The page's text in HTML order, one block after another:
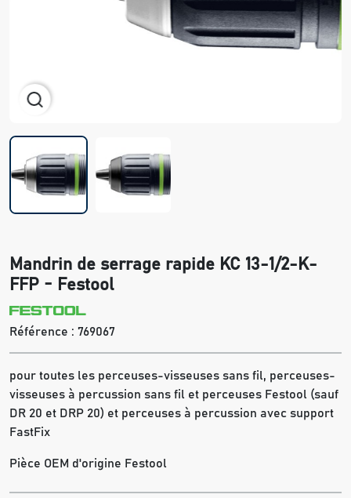
Mandrin de serrage rapide KC 13-1/2-K-
FFP - Festool
Référence : 769067
pour toutes les perceuses-visseuses sans fil, perceuses-
visseuses à percussion sans fil et perceuses Festool (sauf
DR 20 et DRP 20) et perceuses à percussion avec support
FastFix
Pièce OEM d'origine Festool